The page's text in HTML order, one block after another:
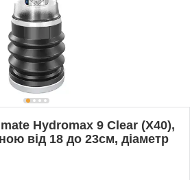
Hydromax 9 Clear (X40),
від 18 до 23см, діаметр